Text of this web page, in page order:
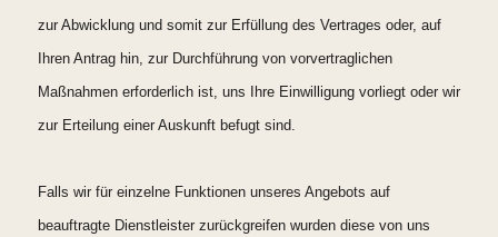
zur Abwicklung und somit zur Erfüllung des Vertrages oder, auf
Ihren Antrag hin, zur Durchführung von vorvertraglichen
Maßnahmen erforderlich ist, uns Ihre Einwilligung vorliegt oder wir
zur Erteilung einer Auskunft befugt sind.
Falls wir für einzelne Funktionen unseres Angebots auf
beauftragte Dienstleister zurückgreifen wurden diese von uns